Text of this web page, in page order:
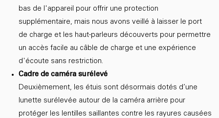
bas de l'appareil pour offrir une protection
supplémentaire, mais nous avons veillé à laisser le port
de charge et les haut-parleurs découverts pour permettre
un accès facile au câble de charge et une expérience
d'écoute sans restriction.
Cadre de caméra surélevé
Deuxièmement, les étuis sont désormais dotés d’une
lunette surélevée autour de la caméra arrière pour
protéger les lentilles saillantes contre les rayures causées